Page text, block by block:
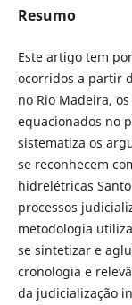
Resumo
Este artigo tem
ocorridos a partir
no Rio Madeira,
equacionados no
sistematiza os
se reconhecem
hidrelétricas
processos
metodologia
se sintetizar e
cronologia e
da judicialização